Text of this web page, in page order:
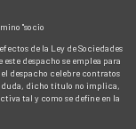
"socio
de la Ley de Sociedades
despacho se emplea para
despacho celebre contratos
duda, dicho título no implica,
tal y como se define en la